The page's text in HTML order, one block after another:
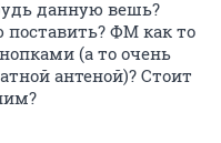
данную вешь?
ФМ как то
(а то очень
антеной)? Стоит